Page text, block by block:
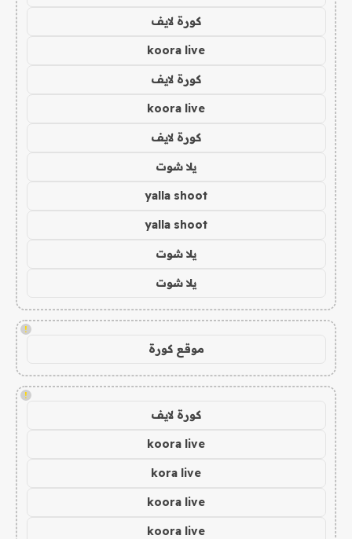
كورة لايف
koora live
كورة لايف
koora live
كورة لايف
يلا شوت
yalla shoot
yalla shoot
يلا شوت
يلا شوت
!
موقع كورة
!
كورة لايف
koora live
kora live
koora live
koora live